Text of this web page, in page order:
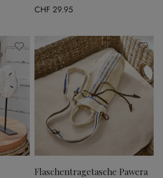
CHF 29.95
Flaschentragetasche Pawera